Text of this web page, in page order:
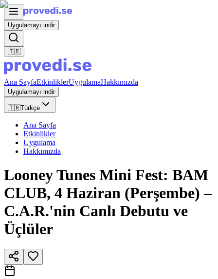
Uygulamayı indir
🇹🇷
Ana SayfaEtkinliklerUygulamaHakkımızda
Uygulamayı indir
🇹🇷Türkçe
Ana Sayfa
Etkinlikler
Uygulama
Hakkımızda
Looney Tunes Mini Fest: BAM
CLUB, 4 Haziran (Perşembe) –
C.A.R.'nin Canlı Debutu ve
Üçlüler